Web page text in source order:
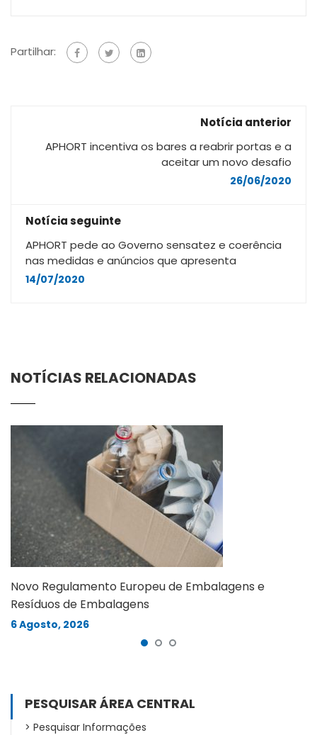
Partilhar:
Notícia anterior
APHORT incentiva os bares a reabrir portas e a
aceitar um novo desafio
26/06/2020
Notícia seguinte
APHORT pede ao Governo sensatez e coerência
nas medidas e anúncios que apresenta
14/07/2020
NOTÍCIAS RELACIONADAS
Novo Regulamento Europeu de Embalagens e
Resíduos de Embalagens
6 Agosto, 2026
PESQUISAR ÁREA CENTRAL
Pesquisar Informações